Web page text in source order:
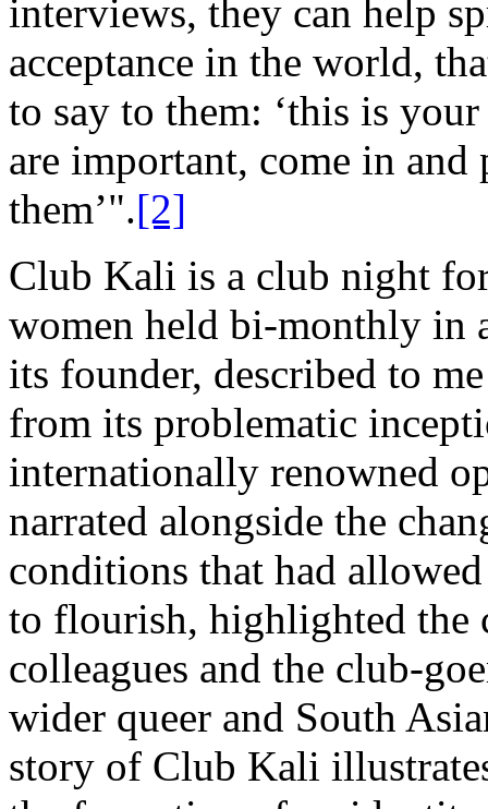
interviews, they can help
acceptance in the world,
to say to them: ‘this is
are important, come in
them’".[2]
Club Kali is a club night
women held bi-monthly in
its founder, described to
from its problematic
internationally renowned
narrated alongside the
conditions that had
to flourish, highlighted the
colleagues and the club-
wider queer and South
story of Club Kali